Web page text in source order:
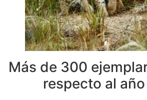
Más de 300
respecto al